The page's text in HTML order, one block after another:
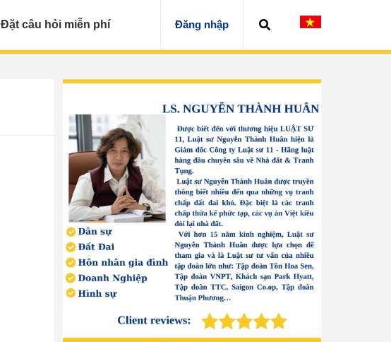
Đặt câu hỏi miễn phí Đăng nhập